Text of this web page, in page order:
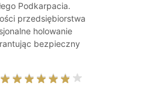
Podkarpacia.
przedsiębiorstwa
holowanie
bezpieczny